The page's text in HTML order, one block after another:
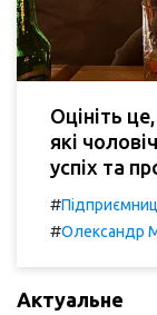
Оцініть
які
успіх та
#
#Олександр
Актуальне